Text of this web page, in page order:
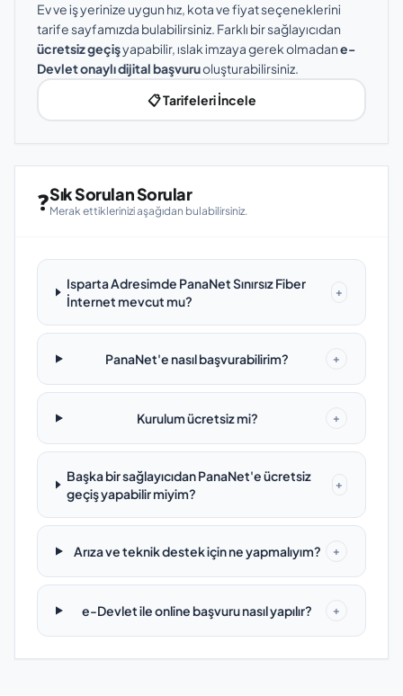
Ev ve iş yerinize uygun hız, kota ve fiyat seçeneklerini
tarife sayfamızda bulabilirsiniz. Farklı bir sağlayıcıdan
ücretsiz geçişyapabilir, ıslak imzaya gerek olmadane-
Devlet onaylı dijital başvuruoluşturabilirsiniz.
📋 Tarifeleri İncele
❓Sık Sorulan Sorular
Merak ettiklerinizi aşağıdan bulabilirsiniz.
Isparta Adresimde PanaNet Sınırsız Fiber
İnternet mevcut mu?
+
PanaNet'e nasıl başvurabilirim? +
Kurulum ücretsiz mi? +
Başka bir sağlayıcıdan PanaNet'e ücretsiz
geçiş yapabilir miyim?
+
Arıza ve teknik destek için ne yapmalıyım? +
e-Devlet ile online başvuru nasıl yapılır? +